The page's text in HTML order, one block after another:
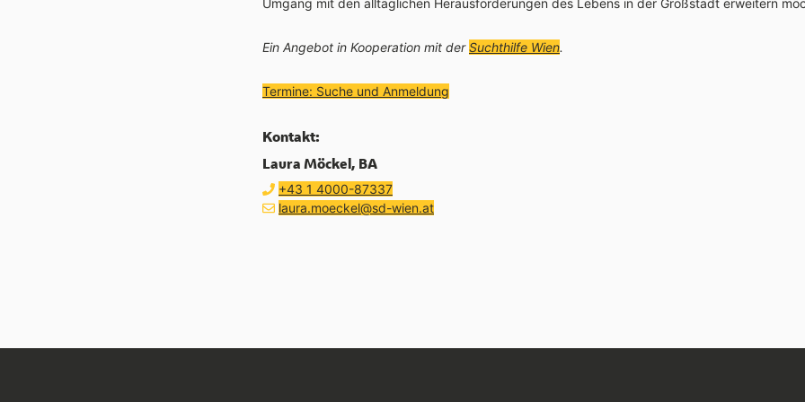
Umgang mit den alltäglichen Herausforderungen des Lebens in der Großstadt erweitern
Ein Angebot in Kooperation mit derSuchthilfe Wien.
Termine: Suche und Anmeldung
Kontakt:
Laura Möckel, BA
Telefon:
+43 1 4000-87337anrufen
E-Mail Adresse:
E-Mail schreiben an
laura.moeckel@sd-wien.at(öffnet Mailprogramm)